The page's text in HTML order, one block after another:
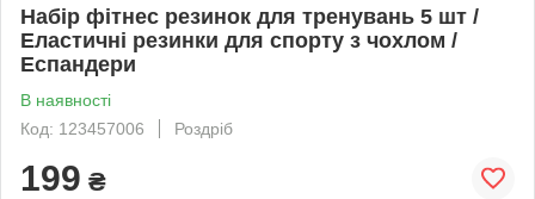
Набір фітнес резинок для тренувань 5 шт /
Еластичні резинки для спорту з чохлом /
Еспандери
В наявності
Код: 123457006
Роздріб
199 ₴